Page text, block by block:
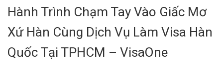
Hành Trình Chạm Tay Vào Giấc Mơ
Xứ Hàn Cùng Dịch Vụ Làm Visa Hàn
Quốc Tại TPHCM – VisaOne